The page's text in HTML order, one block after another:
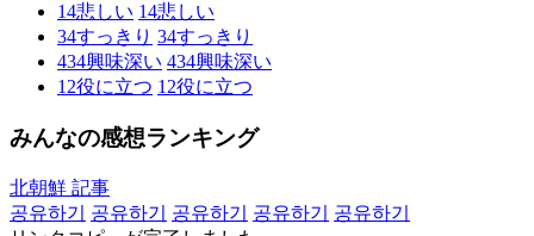
14悲しい 14悲しい
34すっきり 34すっきり
434興味深い 434興味深い
12役に立つ 12役に立つ
みんなの感想ランキング
北朝鮮 記事
공유하기
공유하기 공유하기 공유하기
공유하기